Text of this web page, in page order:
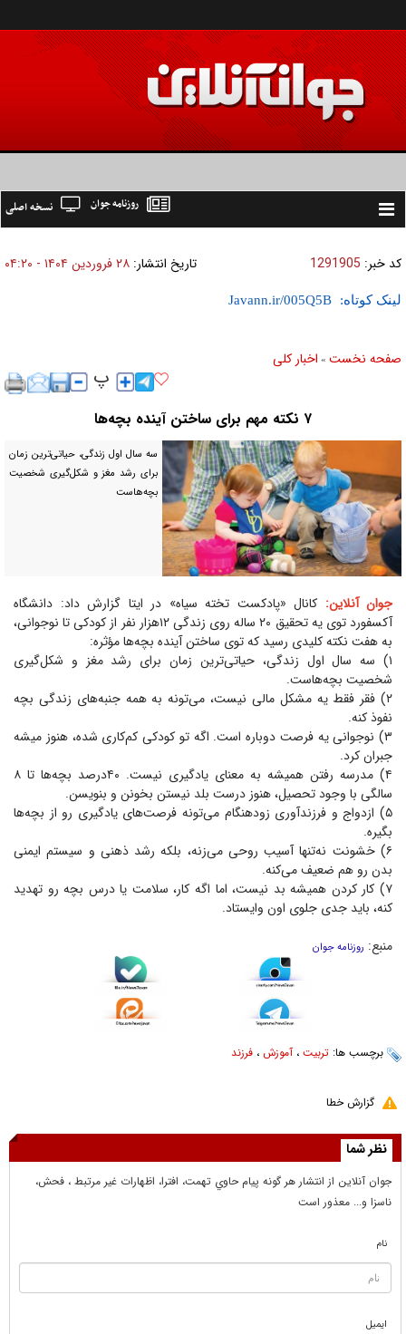
Toggle
نسخه اصلی روزنامه جوان
کد خبر: 1291905 تاریخ انتشار: ۲۸ فروردين ۱۴۰۴ - ۰۴:۲۰
لینک کوتاه:
صفحه نخست » اخبار كلی
۷ نکته مهم برای ساختن آینده بچه‌ها
سه سال اول زندگی، حیاتی‌ترین زمان
برای رشد مغز و شکل‌گیری شخصیت
بچه‌هاست
جوان آنلاین: کانال «پادکست تخته سیاه» در ایتا گزارش داد: دانشگاه
آکسفورد توی یه تحقیق ۲۰ ساله روی زندگی ۱۲هزار نفر از کودکی تا نوجوانی،
به هفت نکته کلیدی رسید که توی ساختن آینده بچه‌ها مؤثره:
۱) سه سال اول زندگی، حیاتی‌ترین زمان برای رشد مغز و شکل‌گیری
شخصیت بچه‌هاست.
۲) فقر فقط یه مشکل مالی نیست، می‌تونه به همه جنبه‌های زندگی بچه
نفوذ کنه.
۳) نوجوانی یه فرصت دوباره ا‌ست. اگه تو کودکی کم‌کاری شده، هنوز میشه
جبران کرد.
۴) مدرسه رفتن همیشه به معنای یادگیری نیست. ۴۰درصد بچه‌ها تا ۸
سالگی با وجود تحصیل، هنوز درست بلد نیستن بخونن و بنویسن.
۵) ازدواج و فرزندآوری زودهنگام می‌تونه فرصت‌های یادگیری رو از بچه‌ها
بگیره.
۶) خشونت نه‌تنها آسیب روحی می‌زنه، بلکه رشد ذهنی و سیستم ایمنی
بدن رو هم ضعیف می‌کنه.
۷) کار کردن همیشه بد نیست، اما اگه کار، سلامت یا درس بچه رو تهدید
کنه، باید جدی جلوی اون وایستاد.
منبع: روزنامه جوان
برچسب ها: تربیت ، آموزش ، فرزند
گزارش خطا
نظر شما
جوان آنلاين از انتشار هر گونه پيام حاوي تهمت، افترا، اظهارات غير مرتبط ، فحش،
ناسزا و... معذور است
نام
ایمیل